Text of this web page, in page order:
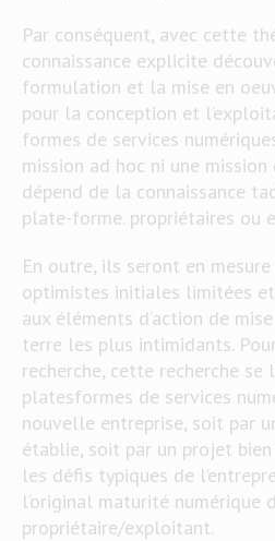
Par conséquent, avec cette
connaissance explicite
formulation et la mise en
pour la conception et
formes de services
mission ad hoc ni une
dépend de la connaissance
plate-forme. propriétaires ou
En outre, ils seront en
optimistes initiales limitées
aux éléments d’action de
terre les plus intimidants.
recherche, cette recherche
platesformes de services
nouvelle entreprise, soit par
établie, soit par un projet
les défis typiques de
l’original maturité numérique
propriétaire/exploitant.